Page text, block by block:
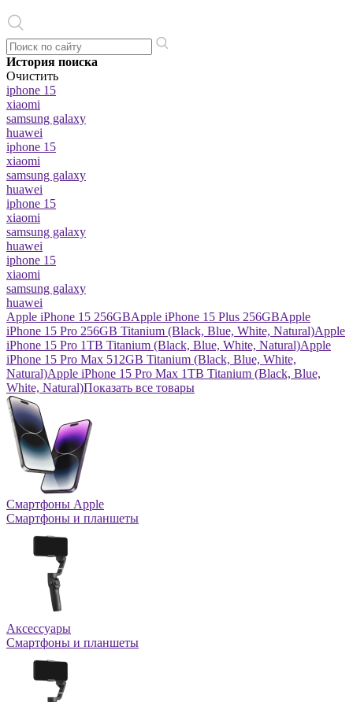
История поиска
Очистить
iphone 15
xiaomi
samsung galaxy
huawei
iphone 15
xiaomi
samsung galaxy
huawei
iphone 15
xiaomi
samsung galaxy
huawei
iphone 15
xiaomi
samsung galaxy
huawei
Apple iPhone 15 256GBApple iPhone 15 Plus 256GBApple
iPhone 15 Pro 256GB Titanium (Black, Blue, White, Natural)Apple
iPhone 15 Pro 1TB Titanium (Black, Blue, White, Natural)Apple
iPhone 15 Pro Max 512GB Titanium (Black, Blue, White,
Natural)Apple iPhone 15 Pro Max 1TB Titanium (Black, Blue,
White, Natural)Показать все товары
Смартфоны Apple
Смартфоны и планшеты
Аксессуары
Смартфоны и планшеты